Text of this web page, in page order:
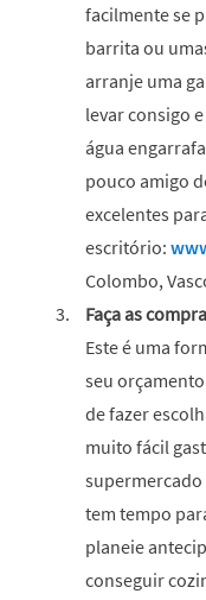
facilmente se
barrita ou
arranje uma
levar consigo
água
pouco amigo
excelentes
escritório:
Colombo,
Faça as
Este é uma
seu
de fazer
muito fácil
supermercado
tem tempo
planeie
conseguir